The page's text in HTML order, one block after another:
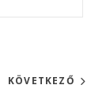
KÖVETKEZŐ